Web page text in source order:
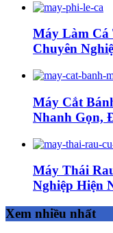
Máy Làm Cá
Chuyên
Máy Cắt
Nhanh Gọn,
Máy Thái
Nghiệp Hiện
Xem nhiều nhất